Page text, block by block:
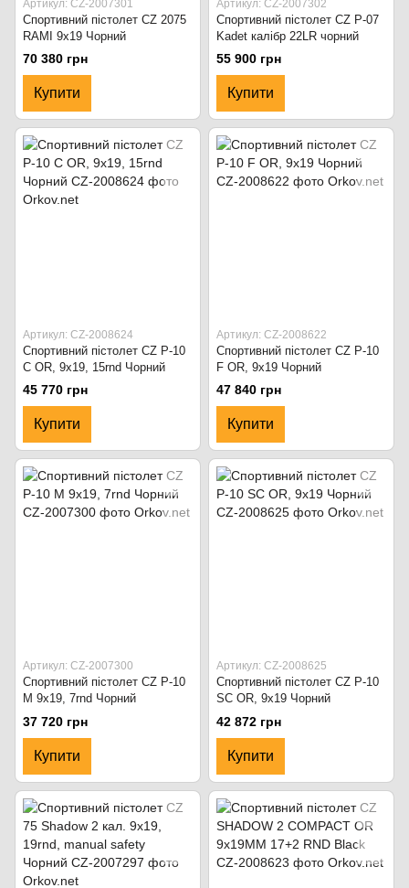
Артикул: CZ-2007301
Спортивний пістолет CZ 2075
RAMI 9x19 Чорний
70 380 грн
Купити
Артикул: CZ-2007302
Спортивний пістолет CZ P-07
Kadet калібр 22LR чорний
55 900 грн
Купити
Артикул: CZ-2008624
Спортивний пістолет CZ P-10
C OR, 9x19, 15rnd Чорний
45 770 грн
Купити
Артикул: CZ-2008622
Спортивний пістолет CZ P-10
F OR, 9x19 Чорний
47 840 грн
Купити
Артикул: CZ-2007300
Спортивний пістолет CZ P-10
M 9x19, 7rnd Чорний
37 720 грн
Купити
Артикул: CZ-2008625
Спортивний пістолет CZ P-10
SC OR, 9x19 Чорний
42 872 грн
Купити